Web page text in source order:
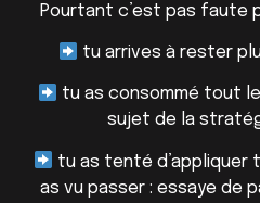
Pourtant c’est pas faute
tu arrives à rester
tu as consommé tout
sujet de la
tu as tenté d’appliquer
as vu passer : essaye de